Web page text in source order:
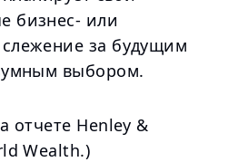
бизнес- или
за будущим
выбором.
отчете Henley &
Wealth.)